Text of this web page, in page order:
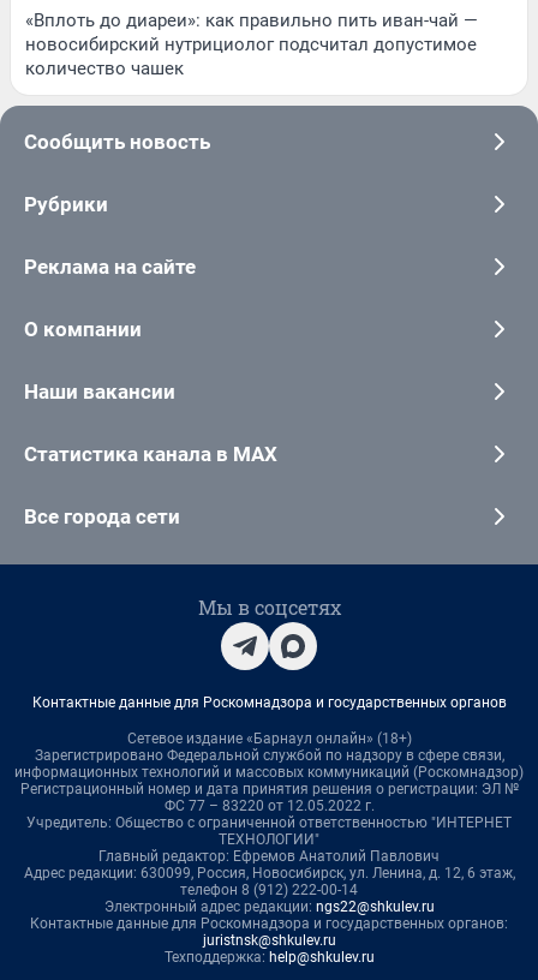
«Вплоть до диареи»: как правильно пить иван-чай —
новосибирский нутрициолог подсчитал допустимое
количество чашек
Сообщить новость
Рубрики
Реклама на сайте
О компании
Наши вакансии
Статистика канала в MAX
Все города сети
Мы в соцсетях
Контактные данные для Роскомнадзора и государственных органов
Сетевое издание «Барнаул онлайн» (18+)
Зарегистрировано Федеральной службой по надзору в сфере связи,
информационных технологий и массовых коммуникаций (Роскомнадзор)
Регистрационный номер и дата принятия решения о регистрации: ЭЛ №
ФС 77 – 83220 от 12.05.2022 г.
Учредитель: Общество с ограниченной ответственностью "ИНТЕРНЕТ
ТЕХНОЛОГИИ"
Главный редактор: Ефремов Анатолий Павлович
Адрес редакции: 630099, Россия, Новосибирск, ул. Ленина, д. 12, 6 этаж,
телефон 8 (912) 222-00-14
Электронный адрес редакции: ngs22@shkulev.ru
Контактные данные для Роскомнадзора и государственных органов:
juristnsk@shkulev.ru
Техподдержка: help@shkulev.ru